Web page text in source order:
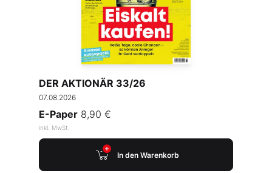
DER AKTIONÄR 33/26
07.08.2026
E-Paper 8,90 €
inkl. MwSt.
In den Warenkorb